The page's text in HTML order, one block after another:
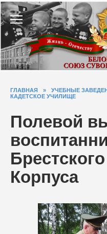
Перейти
к
содержанию
ГЛАВНАЯ » УЧЕБНЫЕ
КАДЕТСКОЕ УЧИЛИЩЕ
Полевой
Корпуса